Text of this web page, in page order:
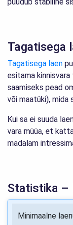
Tagatisega
Tagatisega laen
esitama
saamiseks pead
või maatüki), mida
Kui sa ei suuda
vara müüa, et
madalam
Statistika –
Minimaalne